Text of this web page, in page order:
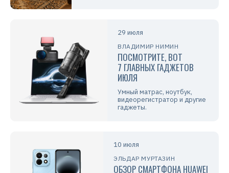
29 июля
ВЛАДИМИР НИМИН
ПОСМОТРИТЕ, ВОТ
7 ГЛАВНЫХ ГАДЖЕТОВ
ИЮЛЯ
Умный матрас, ноутбук,
видеорегистратор и другие
гаджеты.
10 июля
ЭЛЬДАР МУРТАЗИН
ОБЗОР СМАРТФОНА HUAWEI